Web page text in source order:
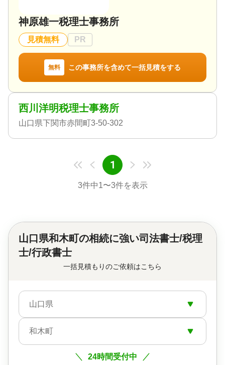
神原雄一税理士事務所
見積無料 PR
無料 この事務所を含めて一括見積をする
西川洋明税理士事務所
山口県下関市赤間町3-50-302
1
3件中1〜3件を表示
山口県和木町の相続に強い司法書士/税理
士/行政書士
一括見積もりのご依頼はこちら
山口県
和木町
24時間受付中